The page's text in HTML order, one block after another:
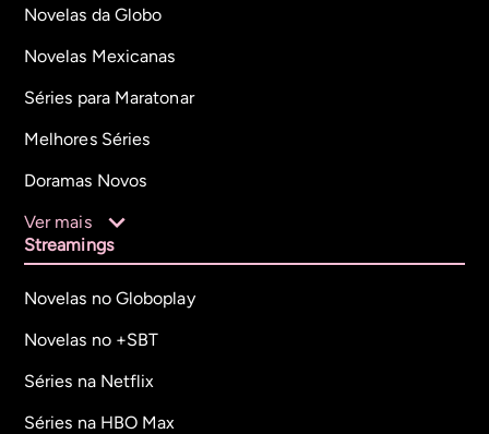
Novelas da Globo
Novelas Mexicanas
Séries para Maratonar
Melhores Séries
Doramas Novos
Ver mais
Streamings
Novelas no Globoplay
Novelas no +SBT
Séries na Netflix
Séries na HBO Max